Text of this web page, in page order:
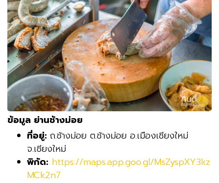
ข้อมูล ย่านช้างม่อย
ที่อยู่: ถ.ช้างม่อย ต.ช้างม่อย อ.เมืองเชียงใหม่
จ.เชียงใหม่
พิกัด: https://maps.app.goo.gl/MsZyspXY3kz
MCk2n7